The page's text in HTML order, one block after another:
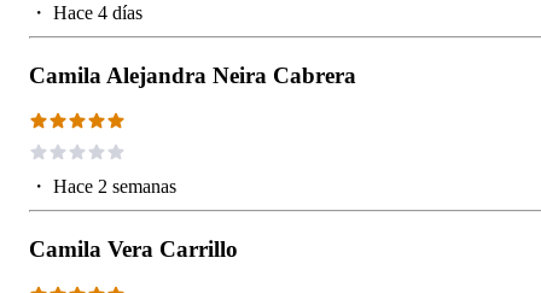
・ Hace 4 días
Camila Alejandra Neira Cabrera
・ Hace 2 semanas
Camila Vera Carrillo